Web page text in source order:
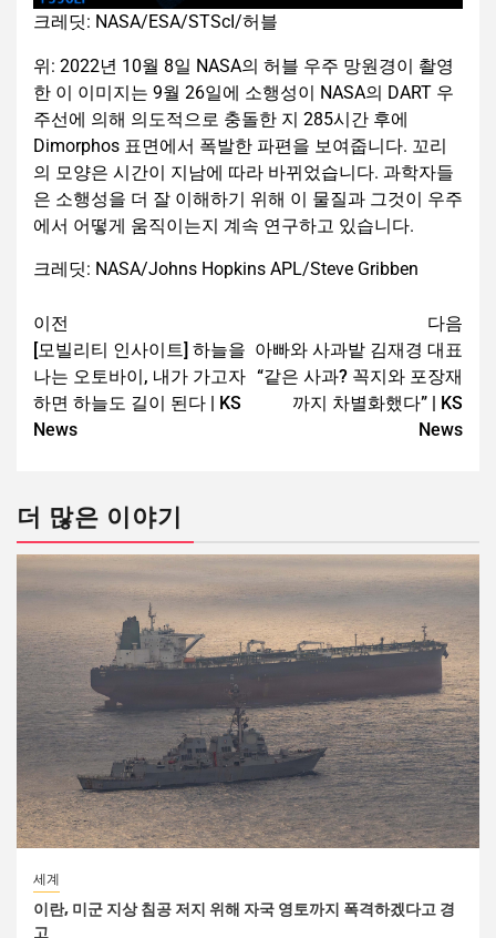
크레딧: NASA/ESA/STScI/허블
위: 2022년 10월 8일 NASA의 허블 우주 망원경이 촬영
한 이 이미지는 9월 26일에 소행성이 NASA의 DART 우
주선에 의해 의도적으로 충돌한 지 285시간 후에
Dimorphos 표면에서 폭발한 파편을 보여줍니다. 꼬리
의 모양은 시간이 지남에 따라 바뀌었습니다. 과학자들
은 소행성을 더 잘 이해하기 위해 이 물질과 그것이 우주
에서 어떻게 움직이는지 계속 연구하고 있습니다.
크레딧: NASA/Johns Hopkins APL/Steve Gribben
이전
[모빌리티 인사이트] 하늘을
나는 오토바이, 내가 가고자
하면 하늘도 길이 된다 | KS
News
다음
아빠와 사과밭 김재경 대표
“같은 사과? 꼭지와 포장재
까지 차별화했다” | KS
News
더 많은 이야기
세계
이란, 미군 지상 침공 저지 위해 자국 영토까지 폭격하겠다고 경
고